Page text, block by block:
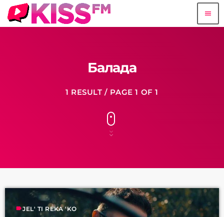
menu
Балада
1 RESULT / PAGE 1 OF 1
labelJEL' TI REKA 'KO